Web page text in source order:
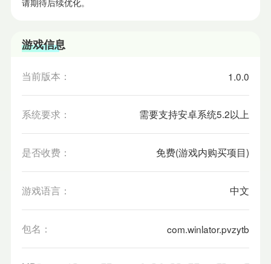
游戏信息
当前版本： 1.0.0
系统要求： 需要支持安卓系统5.2以上
是否收费： 免费(游戏内购买项目)
游戏语言： 中文
包名： com.winlator.pvzytb